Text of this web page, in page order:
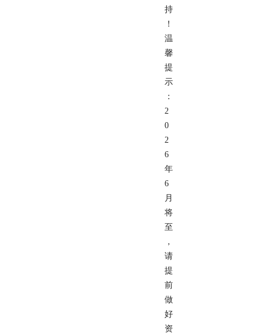
持
！
温
馨
提
示
：
2
0
2
6
年
6
月
将
至
，
请
提
前
做
好
资